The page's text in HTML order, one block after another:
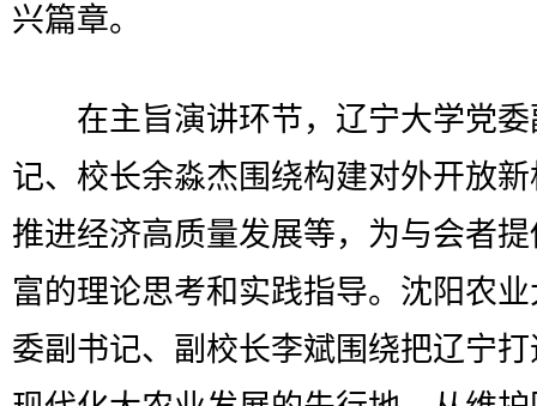
兴篇章。
在主旨演讲环节，辽宁大学党委
记、校长余淼杰围绕构建对外开放
推进经济高质量发展等，为与会者
富的理论思考和实践指导。沈阳农
委副书记、副校长李斌围绕把辽宁